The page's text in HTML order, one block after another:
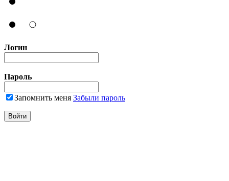
Логин
Пароль
Запомнить меня Забыли пароль